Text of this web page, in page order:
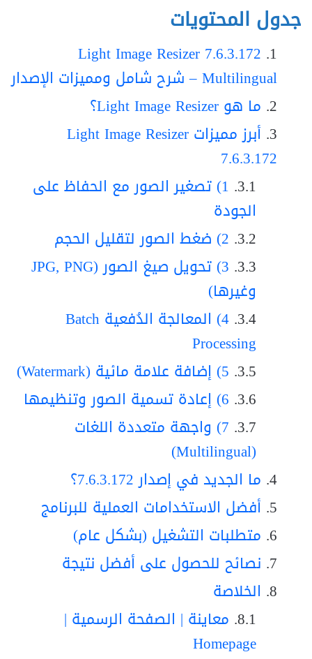
جدول المحتويات
Light Image Resizer 7.6.3.172
Multilingual – شرح شامل ومميزات الإصدار
ما هو Light Image Resizer؟
أبرز مميزات Light Image Resizer
7.6.3.172
1) تصغير الصور مع الحفاظ على
الجودة
2) ضغط الصور لتقليل الحجم
3) تحويل صيغ الصور (JPG, PNG
وغيرها)
4) المعالجة الدُفعية Batch
Processing
5) إضافة علامة مائية (Watermark)
6) إعادة تسمية الصور وتنظيمها
7) واجهة متعددة اللغات
(Multilingual)
ما الجديد في إصدار 7.6.3.172؟
أفضل الاستخدامات العملية للبرنامج
متطلبات التشغيل (بشكل عام)
نصائح للحصول على أفضل نتيجة
الخلاصة
معاينة | الصفحة الرسمية |
Homepage